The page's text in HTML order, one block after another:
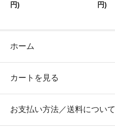
円)
円)
ホーム
カートを見る
お支払い方法／送料について